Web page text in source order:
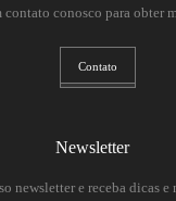
contato conosco para obter
Contato
Newsletter
newsletter e receba dicas